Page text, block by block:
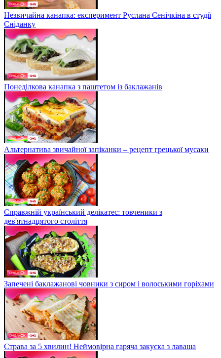
Незвичайна канапка: експеримент Руслана Сенічкіна в студії
Сніданку
Понеділкова канапка з паштетом із баклажанів
Альтернатива звичайної запіканки – рецепт грецької мусаки
Справжній український делікатес: товченики з
дев'ятнадцятого століття
Запечені баклажанові човники з сиром і волоськими горіхами
Страва за 5 хвилин! Неймовірна гаряча закуска з лаваша